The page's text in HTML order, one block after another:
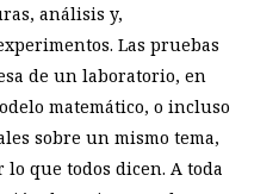
análisis y,
Las pruebas
de un laboratorio, en
matemático, o incluso
sobre un mismo tema,
que todos dicen. A toda